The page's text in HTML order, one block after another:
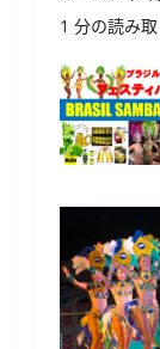
1 分の読み取